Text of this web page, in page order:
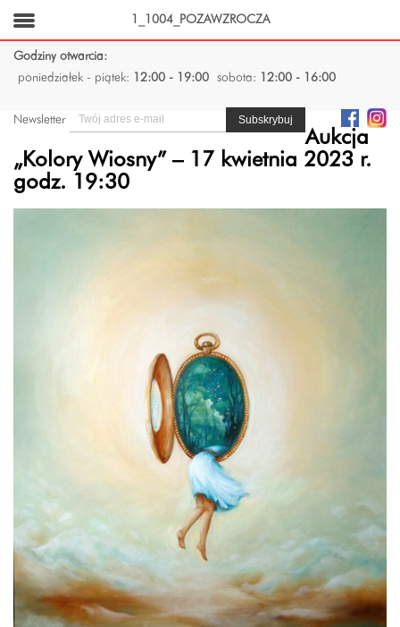
Godziny otwarcia:
poniedziałek - piątek:
12:00 - 19:00 sobota: 12:00 - 16:00
Newsletter
Aukcja
„Kolory Wiosny” – 17 kwietnia 2023 r.
godz. 19:30
1_1004_POZAWZROCZA